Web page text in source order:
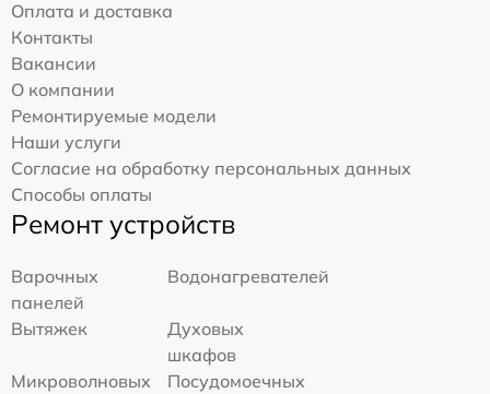
Оплата и доставка
Контакты
Вакансии
О компании
Ремонтируемые модели
Наши услуги
Согласие на обработку персональных данных
Способы оплаты
Ремонт устройств
Варочных
панелей
Водонагревателей
Вытяжек
Духовых
шкафов
Микроволновых
Посудомоечных